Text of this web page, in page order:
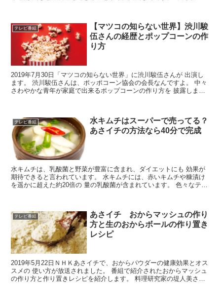
テレビ番組
【マツコの知らない世界】渋川駿
伍さんの経歴とポップコーンの作
り方
2019年7月30日「マツコの知らない世界」に渋川駿伍さんが 出演し
ます。 渋川駿伍さんは、ポッポコーン協会の会長なんですよ。 中々
さわやかな青年が家庭で出来るポップコーンの作り方を 披露しま
テレビ番組
水キムチはスーパーで売ってる？
あさイチの方法なら40分で完成
水キムチは、乳酸菌と野菜が豊富に含まれ、ダイエットにも 効果が
期待できると言われています。 水キムチには、赤いキムチや糠漬け
を遥かに超えた約20倍の 量の乳酸菌が含まれています。 色々なテレ
テレビ番組
あさイチ おからマッシュの作り
方と生のおからボールの作り置き
レシピ
2019年5月22日ＮＨＫあさイチで、おからパウダーの健康効果とオス
スメの 使い方が放送されました。 番組で紹介されたおからマッシュ
の作り方と作り置きレシピを紹介します。 料理研究家の堤人美さん